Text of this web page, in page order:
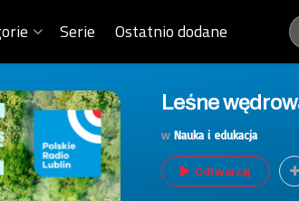
Serie Ostatnio dodane
Leśne
w Nauka i edukacja
Odtwarzaj